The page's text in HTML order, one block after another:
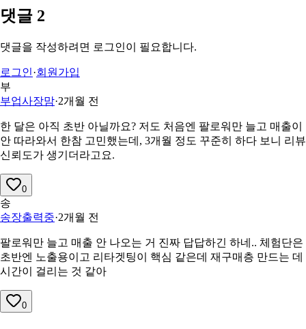
댓글 2
댓글을 작성하려면 로그인이 필요합니다.
로그인·회원가입
부
부업사장맘·2개월 전
한 달은 아직 초반 아닐까요? 저도 처음엔 팔로워만 늘고 매출이
안 따라와서 한참 고민했는데, 3개월 정도 꾸준히 하다 보니 리뷰
신뢰도가 생기더라고요.
0
송
송장출력중·2개월 전
팔로워만 늘고 매출 안 나오는 거 진짜 답답하긴 하네.. 체험단은
초반엔 노출용이고 리타겟팅이 핵심 같은데 재구매층 만드는 데
시간이 걸리는 것 같아
0